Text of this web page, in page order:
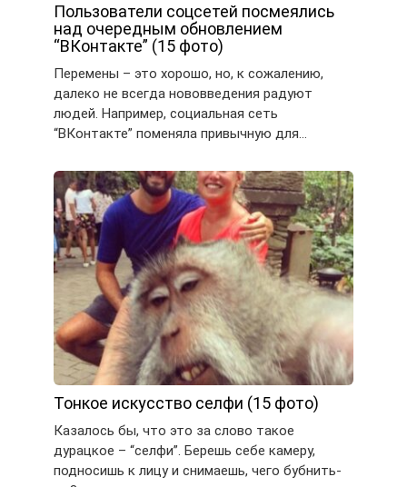
Пользователи соцсетей посмеялись
над очередным обновлением
“ВКонтакте” (15 фото)
Перемены – это хорошо, но, к сожалению,
далеко не всегда нововведения радуют
людей. Например, социальная сеть
“ВКонтакте” поменяла привычную для…
Тонкое искусство селфи (15 фото)
Казалось бы, что это за слово такое
дурацкое – “селфи”. Берешь себе камеру,
подносишь к лицу и снимаешь, чего бубнить-